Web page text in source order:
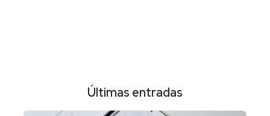
Últimas entradas